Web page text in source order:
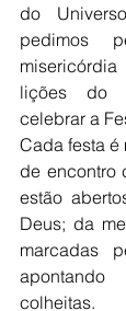
do
pedimos
lições do
celebrar a
Cada festa é
de encontro
estão
Deus; da
marcadas
colheitas.